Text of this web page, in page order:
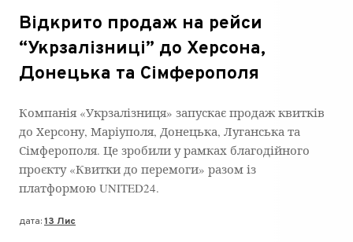
Відкрито продаж на рейси
“Укрзалізниці” до Херсона,
Донецька та Сімферополя
Компанія «Укрзалізниця» запускає продаж квитків
до Херсону, Маріуполя, Донецька, Луганська та
Сімферополя. Це зробили у рамках благодійного
проєкту «Квитки до перемоги» разом із
платформою UNITED24.
дата:13 Лис